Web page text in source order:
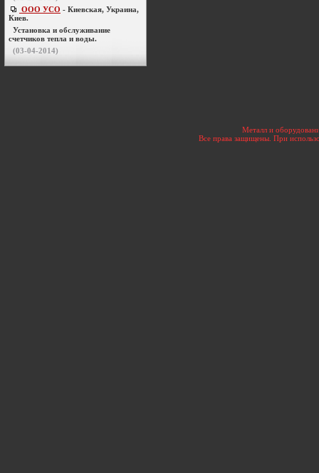
ООО УСО - Киевская, Украина,
Киев.
Установка и обслуживание
счетчиков тепла и воды.
(03-04-2014)
Металл и
Все права защищены. При